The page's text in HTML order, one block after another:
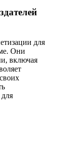
для
Они
включая